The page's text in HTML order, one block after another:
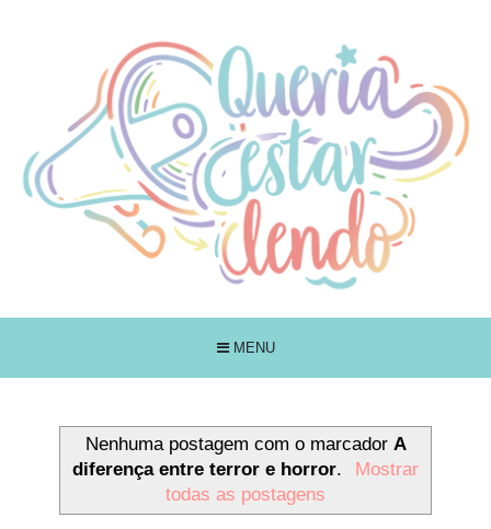
MENU
Nenhuma postagem com o marcador A
diferença entre terror e horror.
Mostrar
todas as postagens